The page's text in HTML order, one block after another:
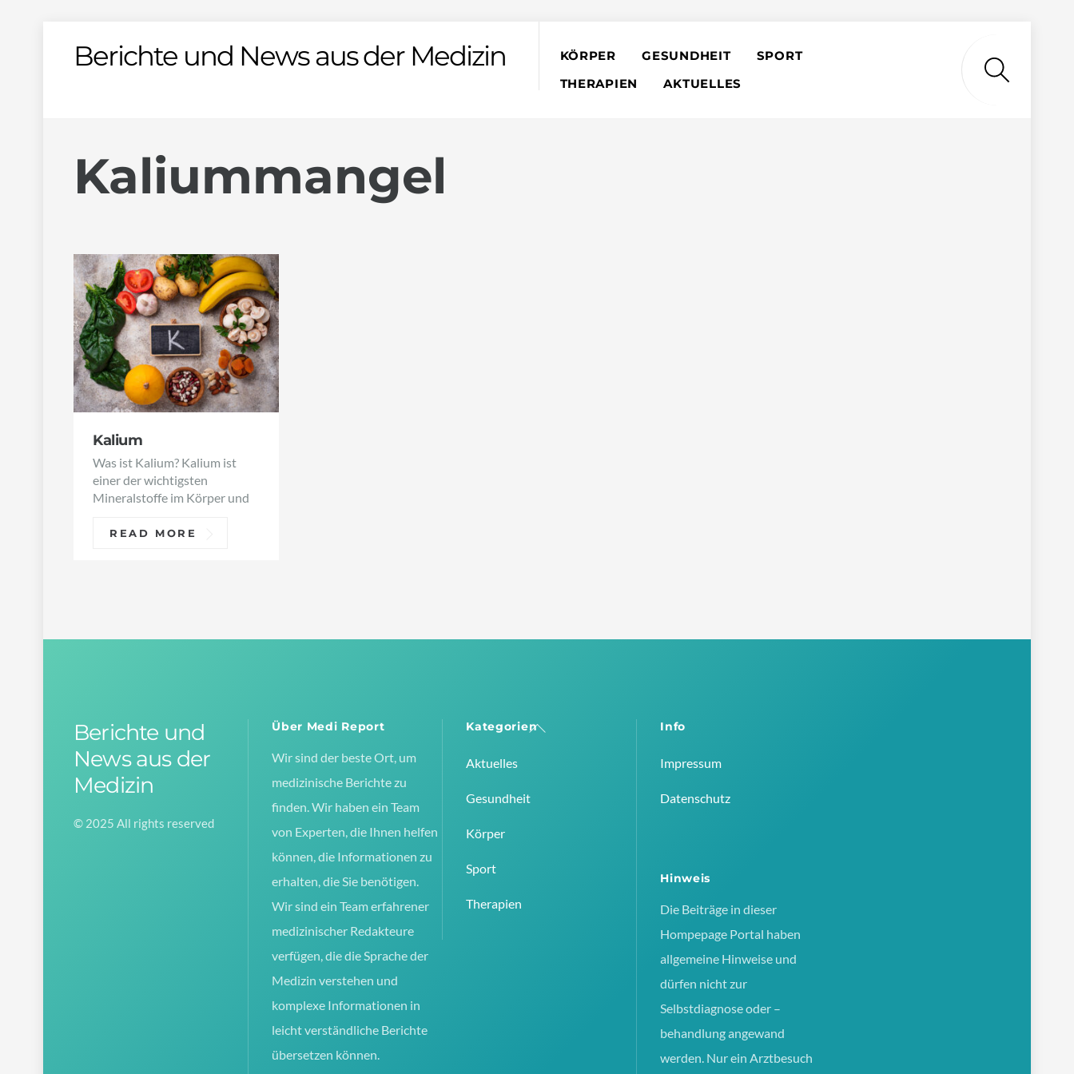
Berichte und News aus der Medizin KÖRPER GESUNDHEIT
SPORT
THERAPIEN
AKTUELLES
Kaliummangel
Kalium
Was ist Kalium? Kalium ist
einer der wichtigsten
Mineralstoffe im Körper und
READ MORE
Back
Berichte und
News aus der
Medizin
© 2025 All rights reserved
Über Medi Report
Wir sind der beste Ort, um
medizinische Berichte zu
finden. Wir haben ein Team
von Experten, die Ihnen helfen
können, die Informationen zu
erhalten, die Sie benötigen.
Wir sind ein Team erfahrener
medizinischer Redakteure
verfügen, die die Sprache der
Medizin verstehen und
komplexe Informationen in
leicht verständliche Berichte
übersetzen können.
Kategorien
Aktuelles
Gesundheit
Körper
Sport
Therapien
Info
Impressum
Datenschutz
Hinweis
Die Beiträge in dieser
Hompepage Portal haben
allgemeine Hinweise und
dürfen nicht zur
Selbstdiagnose oder –
behandlung angewand
werden. Nur ein Arztbesuch